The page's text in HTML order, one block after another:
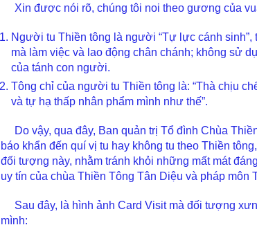
Xin được nói rõ, chúng tôi noi theo gương của
Người tu Thiền tông là người “Tự lực cánh
mà làm việc và lao động chân chánh; không sử
của tánh con người.
Tông chỉ của người tu Thiền tông là: “Thà chịu
và tự hạ thấp nhân phẩm mình như thế”.
Do vậy, qua đây, Ban quản trị Tổ đình Chùa
báo khẩn đến quí vị tu hay không tu theo Thiền
đối tượng này, nhằm tránh khỏi những mất mát
uy tín của chùa Thiền Tông Tân Diệu và pháp môn
Sau đây, là hình ảnh Card Visit mà đối tượng
mình: